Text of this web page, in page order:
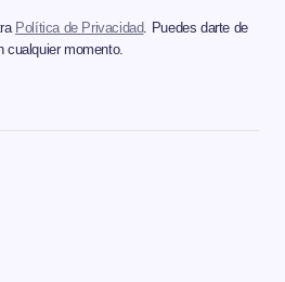
Política de Privacidad. Puedes darte de
cualquier momento.